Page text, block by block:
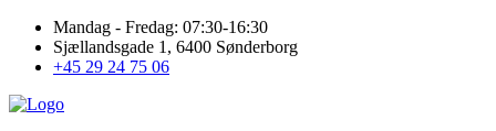
Mandag - Fredag: 07:30-16:30
Sjællandsgade 1, 6400 Sønderborg
+45 29 24 75 06